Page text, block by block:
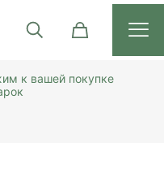
к вашей покупке